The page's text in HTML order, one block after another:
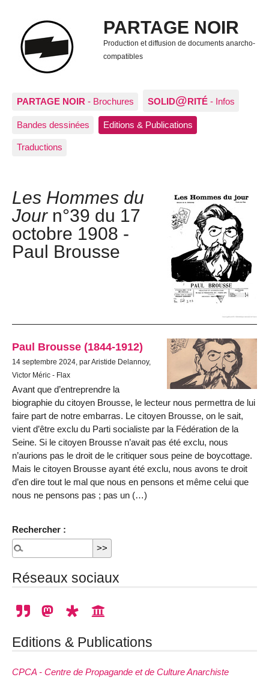
PARTAGE NOIR
Production et diffusion de documents anarcho-
compatibles
PARTAGE NOIR - Brochures SOLID@RITÉ - Infos
Bandes dessinées Editions & Publications
Traductions
Les Hommes du
Journ°39 du 17
octobre 1908 -
Paul Brousse
Paul Brousse (1844-1912)
14 septembre 2024, par Aristide Delannoy,
Victor Méric - Flax
Avant que d’entreprendre la
biographie du citoyen Brousse, le lecteur nous permettra de lui
faire part de notre embarras. Le citoyen Brousse, on le sait,
vient d’être exclu du Parti socialiste par la Fédération de la
Seine. Si le citoyen Brousse n’avait pas été exclu, nous
n’aurions pas le droit de le critiquer sous peine de boycottage.
Mais le citoyen Brousse ayant été exclu, nous avons te droit
d’en dire tout le mal que nous en pensons et même celui que
nous ne pensons pas ; pas un (…)
Rechercher :
Réseaux sociaux
Editions & Publications
CPCA - Centre de Propagande et de Culture Anarchiste